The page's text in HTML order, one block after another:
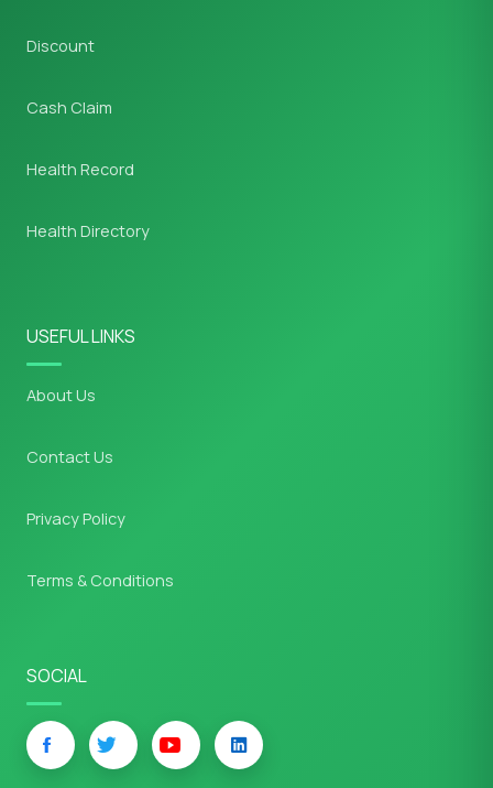
Discount
Cash Claim
Health Record
Health Directory
USEFUL LINKS
About Us
Contact Us
Privacy Policy
Terms & Conditions
SOCIAL